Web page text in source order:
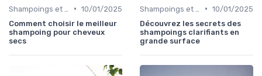
• 10/01/2025
Comment choisir le meilleur
shampoing pour cheveux
secs
• 10/01/2025
Découvrez les secrets des
shampoings clarifiants en
grande surface